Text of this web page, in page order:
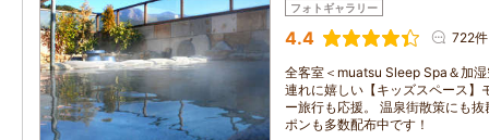
フォトギャラリー
4.4 722件
全客室＜muatsu Sleep Spa＆加
連れに嬉しい【キッズスペース】
ー旅行も応援。 温泉街散策にも
ポンも多数配布中です！